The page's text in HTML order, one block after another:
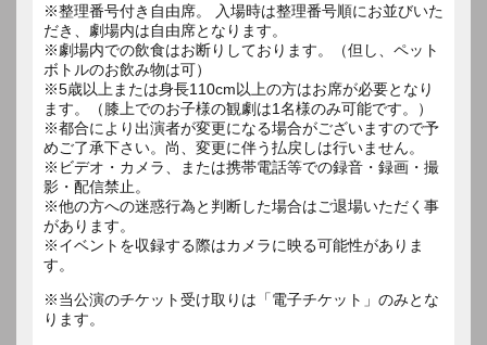
※整理番号付き自由席。 入場時は整理番号順にお並びいた
だき、劇場内は自由席となります。
※劇場内での飲食はお断りしております。（但し、ペット
ボトルのお飲み物は可）
※5歳以上または身長110cm以上の方はお席が必要となり
ます。（膝上でのお子様の観劇は1名様のみ可能です。）
※都合により出演者が変更になる場合がございますので予
めご了承下さい。尚、変更に伴う払戻しは行いません。
※ビデオ・カメラ、または携帯電話等での録音・録画・撮
影・配信禁止。
※他の方への迷惑行為と判断した場合はご退場いただく事
があります。
※イベントを収録する際はカメラに映る可能性がありま
す。
※当公演のチケット受け取りは「電子チケット」のみとな
ります。